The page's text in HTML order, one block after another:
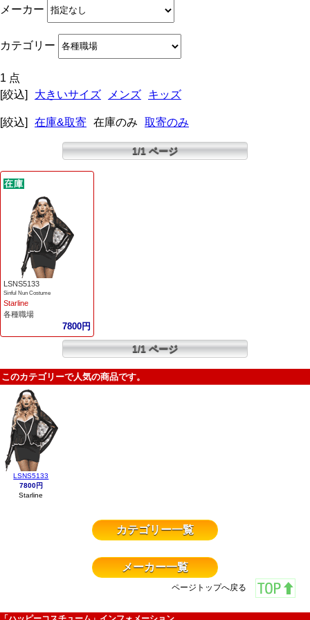
メーカー
カテゴリー
1 点
[絞込]
大きいサイズ メンズ キッズ
[絞込] 在庫&取寄 在庫のみ 取寄のみ
1/1 ページ
LSNS5133
Sinful Nun Costume
Starline
各種職場
7800円
1/1 ページ
このカテゴリーで人気の商品です。
LSNS5133
7800円
Starline
カテゴリー一覧
メーカー一覧
ページトップへ戻る